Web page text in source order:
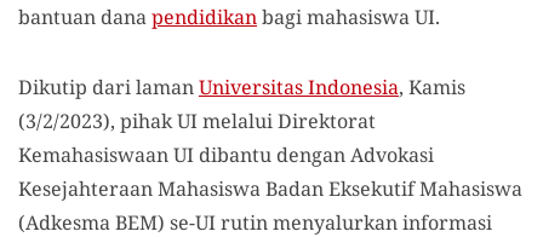
bantuan danapendidikanbagi mahasiswa UI.
Dikutip dari lamanUniversitas Indonesia, Kamis
(3/2/2023), pihak UI melalui Direktorat
Kemahasiswaan UI dibantu dengan Advokasi
Kesejahteraan Mahasiswa Badan Eksekutif Mahasiswa
(Adkesma BEM) se-UI rutin menyalurkan informasi